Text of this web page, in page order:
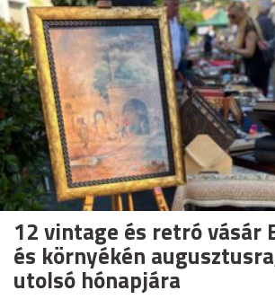
12 vintage és retró vásár
és környékén
utolsó hónapjára